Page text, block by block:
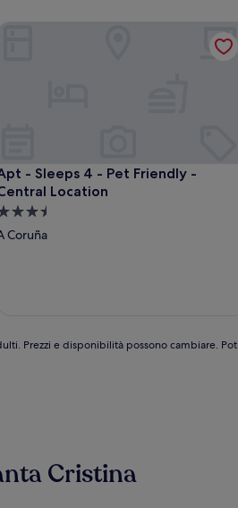
- Sleeps 4 - Pet Friendly -
Location
- Sleeps 4 - Pet Friendly -
Coruña
Apt - Sleeps 4 - Pet Friendly - Central
Prezzi e disponibilità possono cambiare.
Cristina